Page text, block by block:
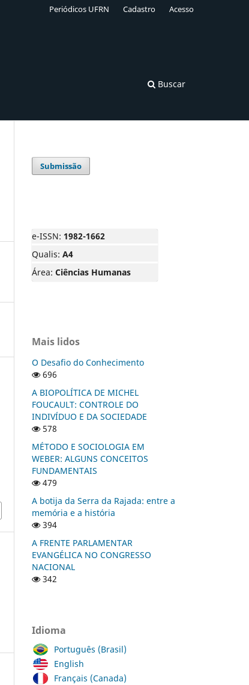
Buscar
Periódicos UFRN Cadastro Acesso
Submissão
e-ISSN: 1982-1662
Qualis: A4
Área: Ciências Humanas
Mais lidos
O Desafio do Conhecimento
696
A BIOPOLÍTICA DE MICHEL
FOUCAULT: CONTROLE DO
INDIVÍDUO E DA SOCIEDADE
578
MÉTODO E SOCIOLOGIA EM
WEBER: ALGUNS CONCEITOS
FUNDAMENTAIS
479
A botija da Serra da Rajada: entre a
memória e a história
394
A FRENTE PARLAMENTAR
EVANGÉLICA NO CONGRESSO
NACIONAL
342
Idioma
Português (Brasil)
English
Français (Canada)